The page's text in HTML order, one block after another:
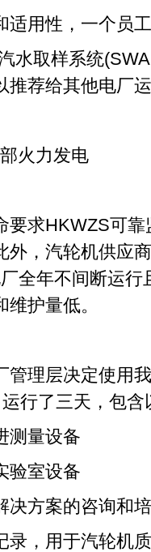
适用性，一个员
水取样系统
推荐给其他电
火力发电
要求HKWZS可靠
外，汽轮机供应
全年不间断运
维护量低。
管理层决定使用
行了三天，包
测量设备
验室设备
决方案的咨询和
录，用于汽轮机